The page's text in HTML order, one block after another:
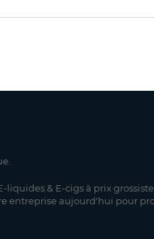
& E-cigs à prix
entreprise aujourd'hui pour